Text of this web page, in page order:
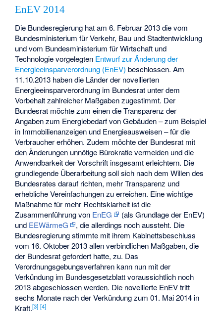
EnEV 2014
Die Bundesregierung hat am 6. Februar 2013 die vom
Bundesministerium für Verkehr, Bau und Stadtentwicklung
und vom Bundesministerium für Wirtschaft und
Technologie vorgelegten Entwurf zur Änderung der
Energieeinsparverordnung (EnEV) beschlossen. Am
11.10.2013 haben die Länder der novellierten
Energieeinsparverordnung im Bundesrat unter dem
Vorbehalt zahlreicher Maßgaben zugestimmt. Der
Bundesrat möchte zum einen die Transparenz der
Angaben zum Energiebedarf von Gebäuden – zum Beispiel
in Immobilienanzeigen und Energieausweisen – für die
Verbraucher erhöhen. Zudem möchte der Bundesrat mit
den Änderungen unnötige Bürokratie vermeiden und die
Anwendbarkeit der Vorschrift insgesamt erleichtern. Die
grundlegende Überarbeitung soll sich nach dem Willen des
Bundesrates darauf richten, mehr Transparenz und
erhebliche Vereinfachungen zu erreichen. Eine wichtige
Maßnahme für mehr Rechtsklarheit ist die
Zusammenführung von EnEG
(als Grundlage der EnEV)
und EEWärmeG
, die allerdings noch aussteht. Die
Bundesregierung stimmte mit ihrem Kabinettsbeschluss
vom 16. Oktober 2013 allen verbindlichen Maßgaben, die
der Bundesrat gefordert hatte, zu. Das
Verordnungsgebungsverfahren kann nun mit der
Verkündung im Bundesgesetzblatt voraussichtlich noch
2013 abgeschlossen werden. Die novellierte EnEV tritt
sechs Monate nach der Verkündung zum 01. Mai 2014 in
Kraft.[3] [4]